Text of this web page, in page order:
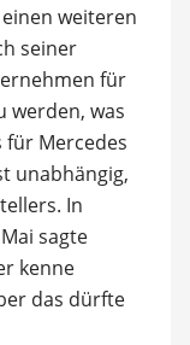
weiteren
seiner
für
werden, was
für Mercedes
unabhängig,
In
sagte
kenne
das dürfte